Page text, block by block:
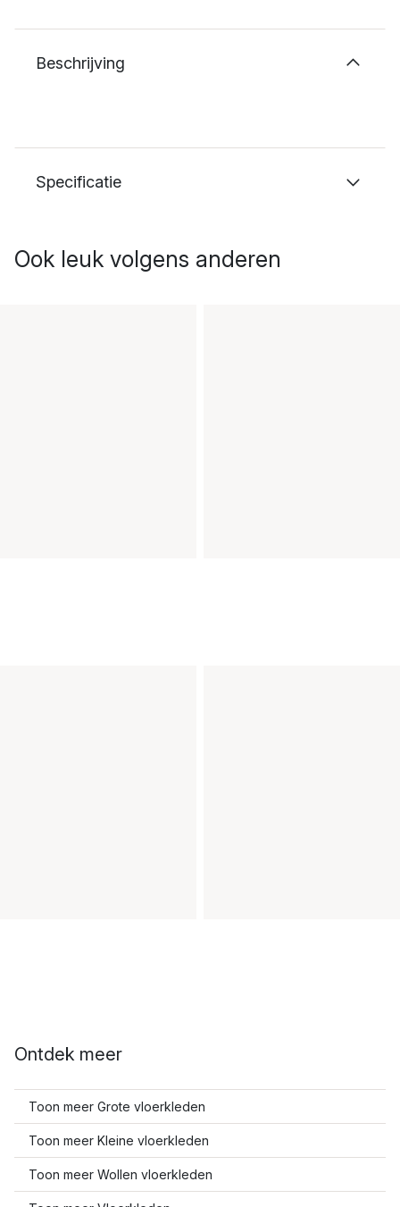
Beschrijving
Specificatie
Ook leuk volgens anderen
Ontdek meer
Toon meer Grote vloerkleden
Toon meer Kleine vloerkleden
Toon meer Wollen vloerkleden